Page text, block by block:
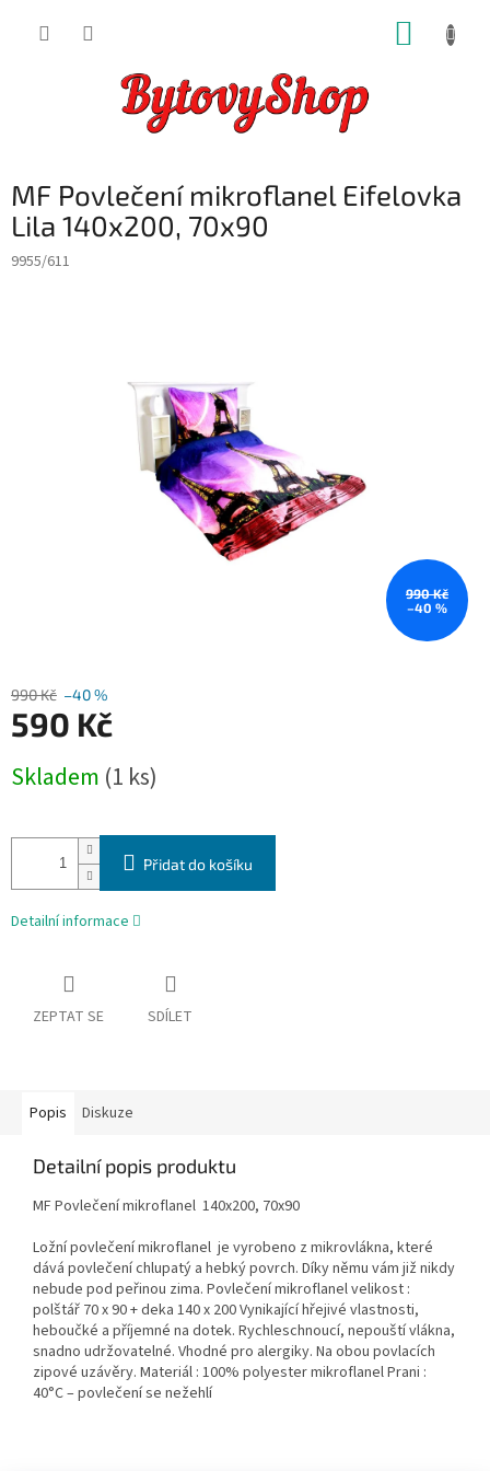
MF Povlečení mikroflanel Eifelovka
Lila 140x200, 70x90
9955/611
990 Kč
–40 %
990 Kč –40 %
590 Kč
cena:
Skladem (1 ks)
Přidat do košíku
Detailní informace
ZEPTAT SE SDÍLET
Popis Diskuze
Detailní popis produktu
MF Povlečení mikroflanel 140x200, 70x90
Ložní povlečení mikroflanel je vyrobeno z mikrovlákna, které
dává povlečení chlupatý a hebký povrch. Díky němu vám již nikdy
nebude pod peřinou zima. Povlečení mikroflanel velikost :
polštář 70 x 90 + deka 140 x 200 Vynikající hřejivé vlastnosti,
heboučké a příjemné na dotek. Rychleschnoucí, nepouští vlákna,
snadno udržovatelné. Vhodné pro alergiky. Na obou povlacích
zipové uzávěry. Materiál : 100% polyester mikroflanel Prani :
40°C – povlečení se nežehlí